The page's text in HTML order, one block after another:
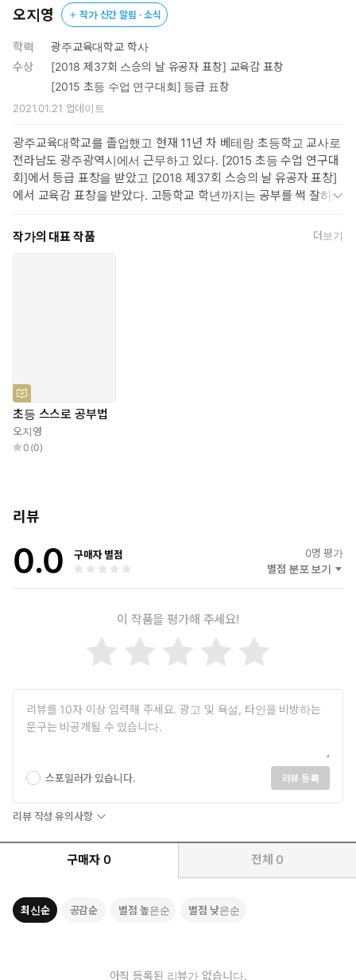
힘이 있는 아이로 키우려면 가정에서 부모가 어떻게 해야 할까? 방
법은 의외로 간단하다. 가정에서 아이의 학년에 맞는 ‘교과서’와 ‘교
과 지도서’를 활용해 자기 주도적으로 공부하는 좋은 습관을 기를
수 있게 도우면 된다.
필자 오지영 선생님은 현역 수능 6등급에 맞춘 지방대에 입학했
지만 자퇴했다. 1년간 독학으로 다음 해 수능에서 1등급을 받아
교육대학교에 장학생으로 입학했다. 그 후 독학으로 쌓은 스스로
공부 비법을 발휘해 초등 임용 고시에도 한 번에 붙었다. 현재 11
년 차 베테랑 초등학교 교사로 근무하며 그동안 체득한 다양한 스
스로 공부 방법 10가지를 집에서도 교과서와 교육 지도서를 보며
참고할 수 있도록 부록과 함께 이 책 『초등 스스로 교육법』에서
막막한 부모에게는 공부 동기부여와 초등 교과 지도서를 통한 적
절한 공부 피드백을 주는 훌륭한 가이드라인을, 공부 자신감을
오지영 작가 신간 알림 · 소식
학력
광주교육대학교 학사
수상
[2018 제37회 스승의 날 유공자 표창] 교육감 표창
[2015 초등 수업 연구대회] 등급 표창
2021.01.21 업데이트
광주교육대학교를 졸업했고 현재 11년 차 베테랑 초등학교 교사로
전라남도 광주광역시에서 근무하고 있다. [2015 초등 수업 연구대
회]에서 등급 표창을 받았고 [2018 제37회 스승의 날 유공자 표창]
에서 교육감 표창을 받았다. 고등학교 학년까지는 공부를 썩 잘하지
목표가 생겼다. 현역 고3 수능에서 6등급을 맞아 그 꿈을 포기하는
듯했으나 이내 다니던 대학교를 자퇴하고 독학으로 ‘스스로 공부
방법을 알아야만 하는 시대로 바뀌었다. 또한, 어떤 환경에서든 초등
학생도 스스로 공부하는 힘을 기르는 것이 가장 중요해졌다. 그만큼
초등학생의 스스로 공부법은 더욱 절실해졌다.
대학교 자퇴 후 스스로 터득한 공부법 및 11년 차 교사 노하우를 살
려 이 책 『초등 스스로 공부법』을 집필하였다. 교과서흐름을 제대
교에 입학한다면 이 책을 통해 학부모로서 초등학생 내 자녀에게 올
바른 공부법 및 다양한 학습 전략을 알려줄 수 있을 것이다. 필자의
또 다른 저서로는 『혼자 공부의 힘』 등이 있다.
작가의 대표 작품 더보기
초등 스스로 공부법
오지영
0 (0)
리뷰
0.0 구매자 별점 0명 평가
별점 분포 보기
이 작품을 평가해 주세요!
스포일러가 있습니다. 리뷰 등록
리뷰 작성 유의사항
구매자 0 전체 0
최신순 공감순 별점 높은순 별점 낮은순
아직 등록된 리뷰가 없습니다.